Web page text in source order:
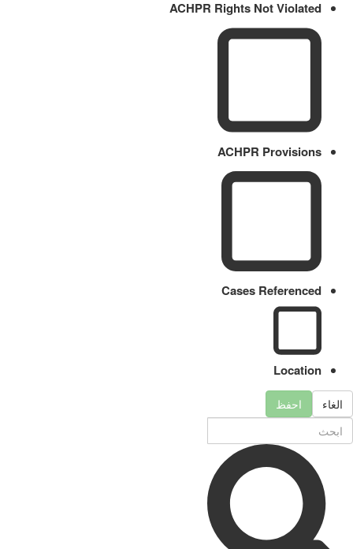
ACHPR Rights Not Violated
ACHPR Provisions
Cases Referenced
Location
الغاء احفظ